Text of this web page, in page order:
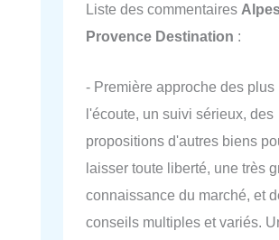
Liste des commentaires
Provence Destination :
- Première approche des plus
l'écoute, un suivi sérieux, des
propositions d'autres biens
laisser toute liberté, une très
connaissance du marché, et
conseils multiples et variés.